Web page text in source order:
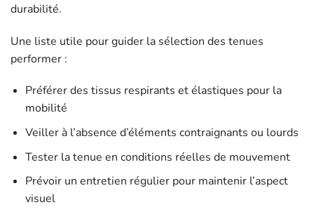
durabilité.
Une liste utile pour guider la sélection des tenues
performer :
Préférer des tissus respirants et élastiques pour la
mobilité
Veiller à l’absence d’éléments contraignants ou lourds
Tester la tenue en conditions réelles de mouvement
Prévoir un entretien régulier pour maintenir l’aspect
visuel